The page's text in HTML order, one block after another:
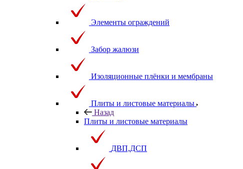
Элементы ограждений
Забор жалюзи
Изоляционные плёнки и мембраны
Плиты и листовые материалы
Назад
Плиты и листовые материалы
ДВП,ДСП